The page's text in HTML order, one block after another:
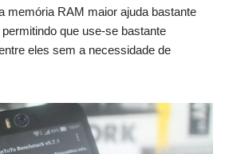
memória RAM maior ajuda bastante
que use-se bastante
eles sem a necessidade de